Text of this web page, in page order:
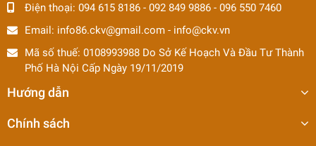
Điện thoại: 094 615 8186 - 092 849 9886 - 096 550 7460
Email: info86.ckv@gmail.com - info@ckv.vn
Mã số thuế: 0108993988 Do Sở Kế Hoạch Và Đầu Tư Thành
Phố Hà Nội Cấp Ngày 19/11/2019
Hướng dẫn
Chính sách